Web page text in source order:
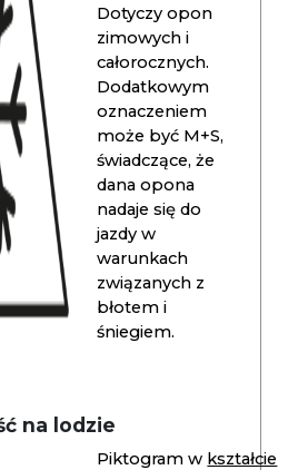
Dotyczy opon
zimowych i
całorocznych.
Dodatkowym
oznaczeniem
może być M+S,
świadczące, że
dana opona
nadaje się do
jazdy w
warunkach
związanych z
błotem i
śniegiem.
na lodzie
Piktogram w kształcie